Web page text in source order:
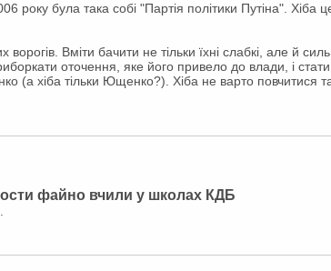
року була така собі "Партія політики Путіна". Хіба
Вміти бачити не тільки їхні слабкі, але й
оточення, яке його привело до влади, і
(а хіба тільки Ющенко?). Хіба не варто повчитися
файно вчили у школах КДБ